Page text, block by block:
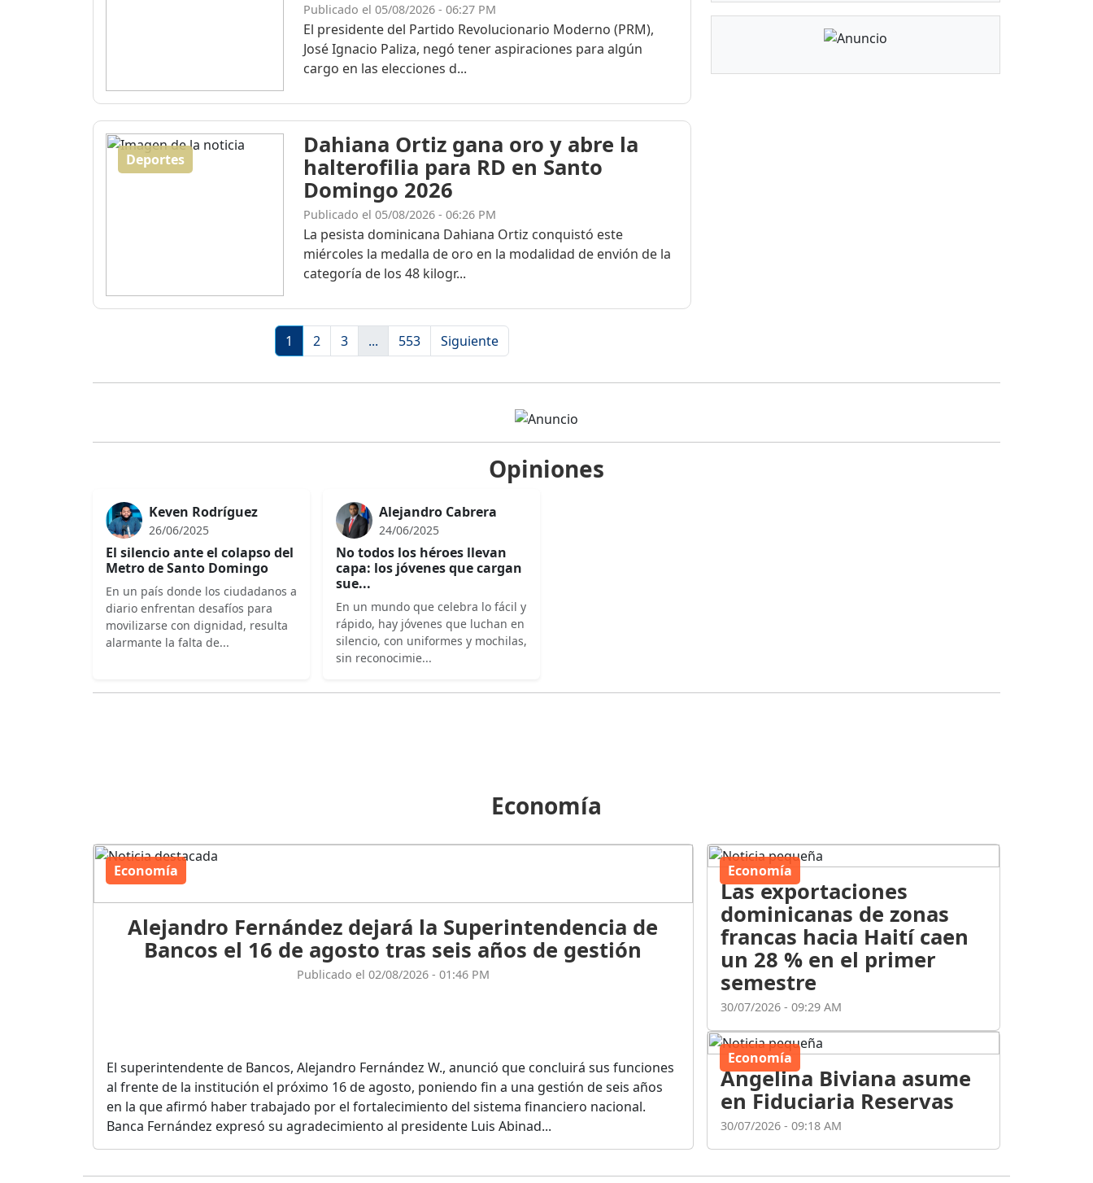
Publicado el 05/08/2026 - 06:27 PM
El presidente del Partido Revolucionario Moderno (PRM),
José Ignacio Paliza, negó tener aspiraciones para algún
cargo en las elecciones d...
Deportes
Dahiana Ortiz gana oro y abre la
halterofilia para RD en Santo
Domingo 2026
Publicado el 05/08/2026 - 06:26 PM
La pesista dominicana Dahiana Ortiz conquistó este
miércoles la medalla de oro en la modalidad de envión de la
categoría de los 48 kilogr...
1 2 3 ... 553 Siguiente
Opiniones
Keven Rodríguez
26/06/2025
El silencio ante el colapso del
Metro de Santo Domingo
En un país donde los ciudadanos a
diario enfrentan desafíos para
movilizarse con dignidad, resulta
alarmante la falta de...
Alejandro Cabrera
24/06/2025
No todos los héroes llevan
capa: los jóvenes que cargan
sue...
En un mundo que celebra lo fácil y
rápido, hay jóvenes que luchan en
silencio, con uniformes y mochilas,
sin reconocimie...
Economía
Economía
Alejandro Fernández dejará la Superintendencia de
Bancos el 16 de agosto tras seis años de gestión
Publicado el 02/08/2026 - 01:46 PM
El superintendente de Bancos, Alejandro Fernández W., anunció que concluirá sus funciones
al frente de la institución el próximo 16 de agosto, poniendo fin a una gestión de seis años
en la que afirmó haber trabajado por el fortalecimiento del sistema financiero nacional.
Banca Fernández expresó su agradecimiento al presidente Luis Abinad...
Economía
Las exportaciones
dominicanas de zonas
francas hacia Haití caen
un 28 % en el primer
semestre
30/07/2026 - 09:29 AM
Economía
Angelina Biviana asume
en Fiduciaria Reservas
30/07/2026 - 09:18 AM